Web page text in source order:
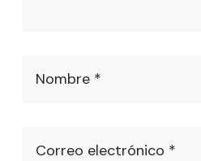
Nombre *
Correo electrónico *